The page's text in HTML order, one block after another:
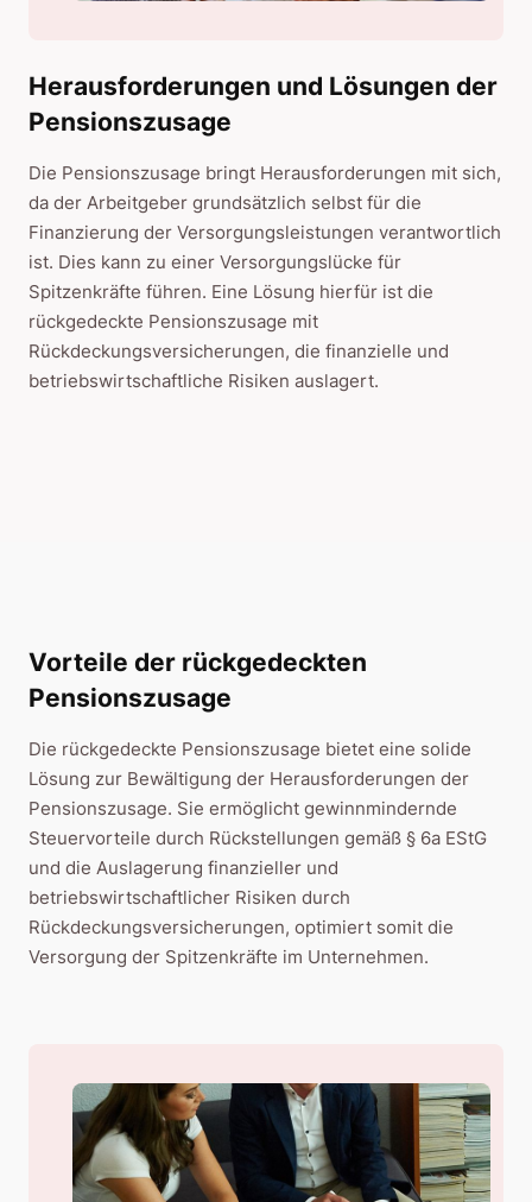
Herausforderungen und Lösungen der
Pensionszusage
Die Pensionszusage bringt Herausforderungen mit sich,
da der Arbeitgeber grundsätzlich selbst für die
Finanzierung der Versorgungsleistungen verantwortlich
ist. Dies kann zu einer Versorgungslücke für
Spitzenkräfte führen. Eine Lösung hierfür ist die
rückgedeckte Pensionszusage mit
Rückdeckungsversicherungen, die finanzielle und
betriebswirtschaftliche Risiken auslagert.
Vorteile der rückgedeckten
Pensionszusage
Die rückgedeckte Pensionszusage bietet eine solide
Lösung zur Bewältigung der Herausforderungen der
Pensionszusage. Sie ermöglicht gewinnmindernde
Steuervorteile durch Rückstellungen gemäß § 6a EStG
und die Auslagerung finanzieller und
betriebswirtschaftlicher Risiken durch
Rückdeckungsversicherungen, optimiert somit die
Versorgung der Spitzenkräfte im Unternehmen.